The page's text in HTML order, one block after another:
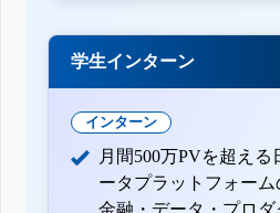
学生インターン
インターン
月間500万PVを超え
ータプラットフォーム
金融・データ・プロ